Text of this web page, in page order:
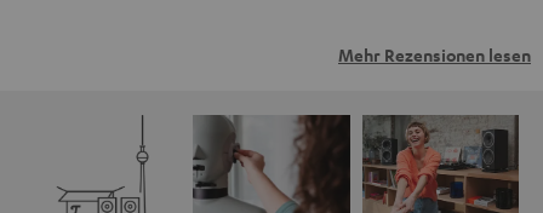
Mehr Rezensionen lesen